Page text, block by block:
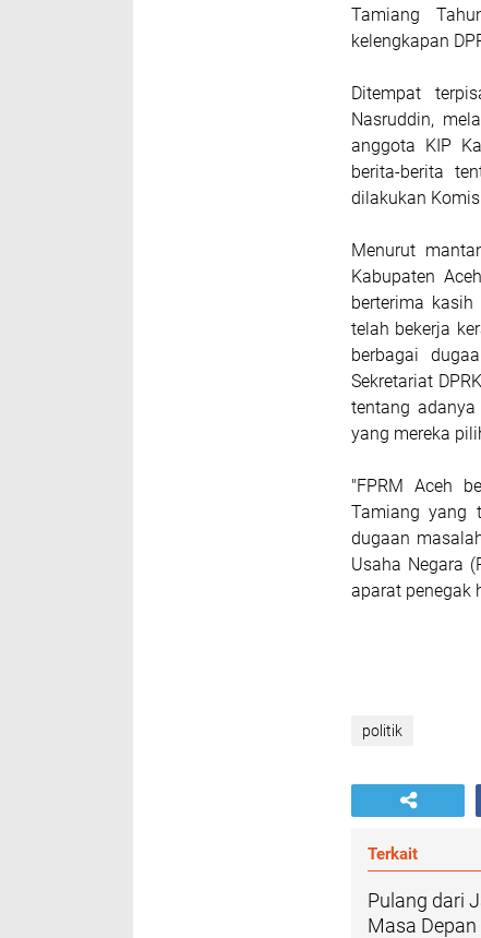
Tamiang
kelengkapan
Ditempat
Nasruddin,
anggota KIP
berita-berita
dilakukan
Menurut
Kabupaten
berterima
telah bekerja
berbagai
Sekretariat
tentang
yang mereka
"FPRM Aceh
Tamiang yang
dugaan
Usaha Negara
aparat penegak
politik
Terkait
Pulang dari
Masa Depan